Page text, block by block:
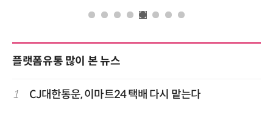
플랫폼유통 많이 본 뉴스
1 CJ대한통운, 이마트24 택배 다시 맡는다